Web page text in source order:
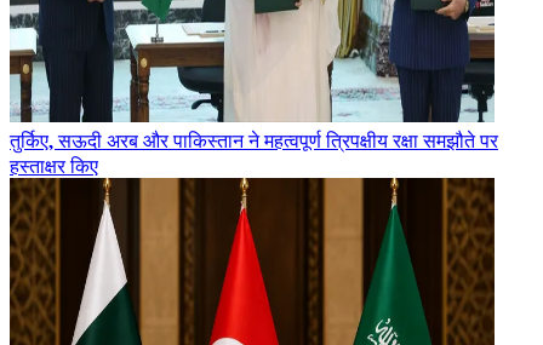
तुर्किए, सऊदी अरब और पाकिस्तान ने महत्वपूर्ण त्रिपक्षीय रक्षा समझौते पर
हस्ताक्षर किए